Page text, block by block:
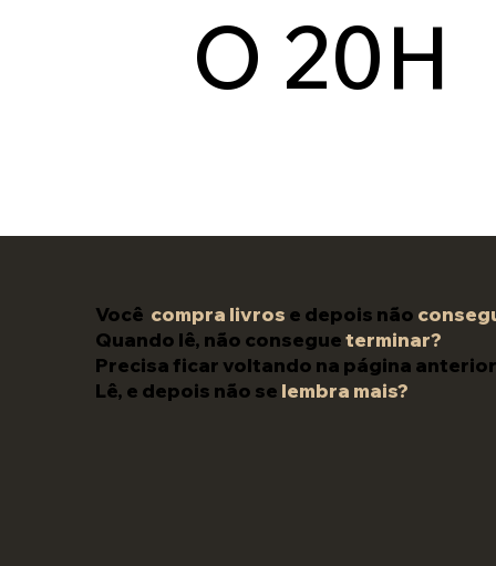
O 20H
Você compra livros e depois não
Quando lê, não consegueterminar?
Precisa ficar voltando na página anterior
Lê, e depois não se lembra mais?